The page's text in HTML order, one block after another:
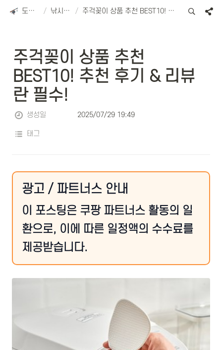
도리피싱 / 낚시용품 / 주걱꽂이 상품 추천 BEST10! 추천 후기 & 리뷰란 필수!
주걱꽂이 상품 추천
BEST10! 추천 후기 & 리뷰
란 필수!
생성일 2025/07/29 19:49
태그
광고 / 파트너스 안내
이 포스팅은 쿠팡 파트너스 활동의 일
환으로, 이에 따른 일정액의 수수료를
제공받습니다.